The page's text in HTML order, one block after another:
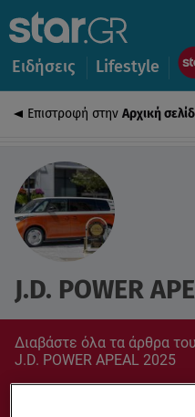
Ειδήσεις Lifestyle
Επιστροφή στην Αρχική
J.D. POWER
Διαβάστε όλα τα άρθρα
J.D. POWER APEAL 2025